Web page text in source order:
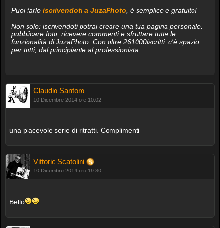
Puoi farlo iscrivendoti a JuzaPhoto , è semplice e gratuito!
Non solo: iscrivendoti potrai creare una tua pagina personale,
pubblicare foto, ricevere commenti e sfruttare tutte le
funzionalità di JuzaPhoto. Con oltre 261000iscritti, c'è spazio
per tutti, dal principiante al professionista.
Claudio Santoro
10 Dicembre 2014 ore 10:02
una piacevole serie di ritratti. Complimenti
Vittorio Scatolini
10 Dicembre 2014 ore 19:30
Bello